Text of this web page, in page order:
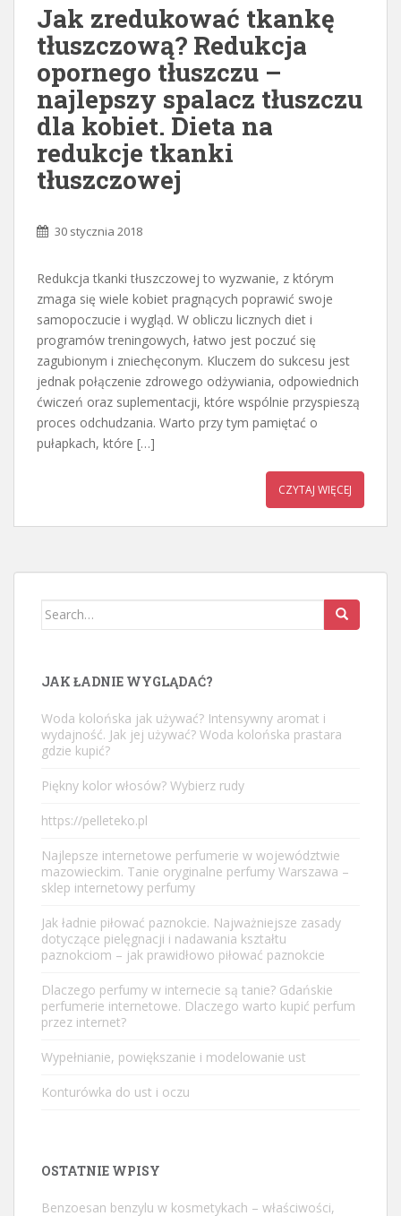
Jak zredukować tkankę
tłuszczową? Redukcja
opornego tłuszczu –
najlepszy spalacz tłuszczu
dla kobiet. Dieta na
redukcje tkanki
tłuszczowej
30 stycznia 2018
Redukcja tkanki tłuszczowej to wyzwanie, z którym
zmaga się wiele kobiet pragnących poprawić swoje
samopoczucie i wygląd. W obliczu licznych diet i
programów treningowych, łatwo jest poczuć się
zagubionym i zniechęconym. Kluczem do sukcesu jest
jednak połączenie zdrowego odżywiania, odpowiednich
ćwiczeń oraz suplementacji, które wspólnie przyspieszą
proces odchudzania. Warto przy tym pamiętać o
pułapkach, które […]
CZYTAJ WIĘCEJ
Search
JAK ŁADNIE WYGLĄDAĆ?
Woda kolońska jak używać? Intensywny aromat i
wydajność. Jak jej używać? Woda kolońska prastara
gdzie kupić?
Piękny kolor włosów? Wybierz rudy
https://pelleteko.pl
Najlepsze internetowe perfumerie w województwie
mazowieckim. Tanie oryginalne perfumy Warszawa –
sklep internetowy perfumy
Jak ładnie piłować paznokcie. Najważniejsze zasady
dotyczące pielęgnacji i nadawania kształtu
paznokciom – jak prawidłowo piłować paznokcie
Dlaczego perfumy w internecie są tanie? Gdańskie
perfumerie internetowe. Dlaczego warto kupić perfum
przez internet?
Wypełnianie, powiększanie i modelowanie ust
Konturówka do ust i oczu
OSTATNIE WPISY
Benzoesan benzylu w kosmetykach – właściwości,